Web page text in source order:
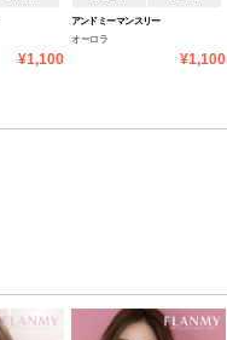
¥1,100
アンドミー マンスリー
オーロラ
¥1,100